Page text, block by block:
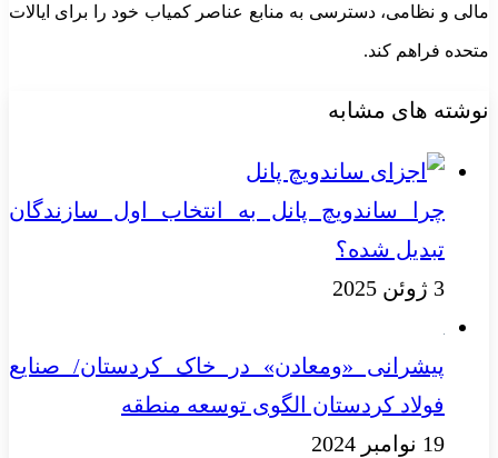
مالی و نظامی، دسترسی به منابع عناصر کمیاب خود را برای ایالات
متحده فراهم کند.
نوشته های مشابه
چرا ساندویچ پانل به انتخاب اول سازندگان
تبدیل شده؟
3 ژوئن 2025
پیشرانی «ومعادن» در خاک کردستان/ صنایع
فولاد کردستان الگوی توسعه منطقه
19 نوامبر 2024